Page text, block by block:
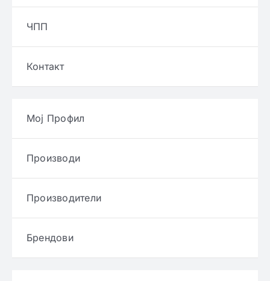
ЧПП
Контакт
Мој Профил
Производи
Производители
Брендови